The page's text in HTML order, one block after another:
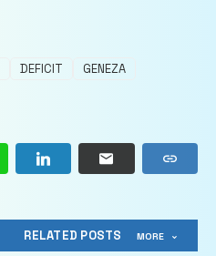
DEFICIT
GENEZA
RELATED POSTS MORE